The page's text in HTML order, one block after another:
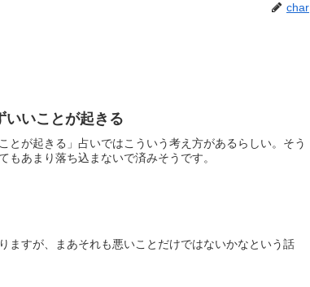
char
いいことが起きる
とが起きる」占いではこういう考え方があるらしい。そう
もあまり落ち込まないで済みそうです。
ますが、まあそれも悪いことだけではないかなという話